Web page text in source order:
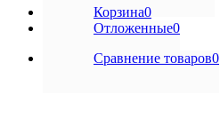
Корзина0
Отложенные0
Сравнение товаров0